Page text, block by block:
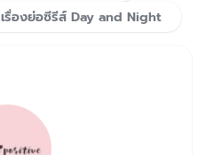
เรื่องย่อซีรีส์ Day and Night